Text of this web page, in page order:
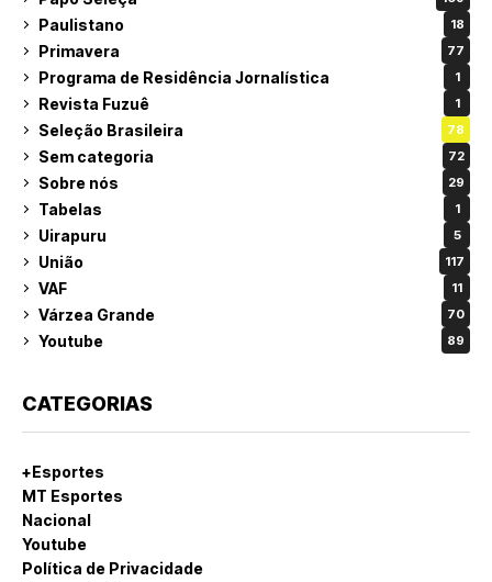
Paulistano 18
Primavera 77
Programa de Residência Jornalística 1
Revista Fuzuê 1
Seleção Brasileira 78
Sem categoria 72
Sobre nós 29
Tabelas 1
Uirapuru 5
União 117
VAF 11
Várzea Grande 70
Youtube 89
CATEGORIAS
+Esportes
MT Esportes
Nacional
Youtube
Política de Privacidade